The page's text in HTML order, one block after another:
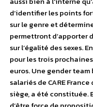
d’identifier les points
sur le genre et
permettront d’apporter
sur l’égalité des sexes.
pour les trois
euros. Une gender
salariés de CARE
siège, a été constituée.